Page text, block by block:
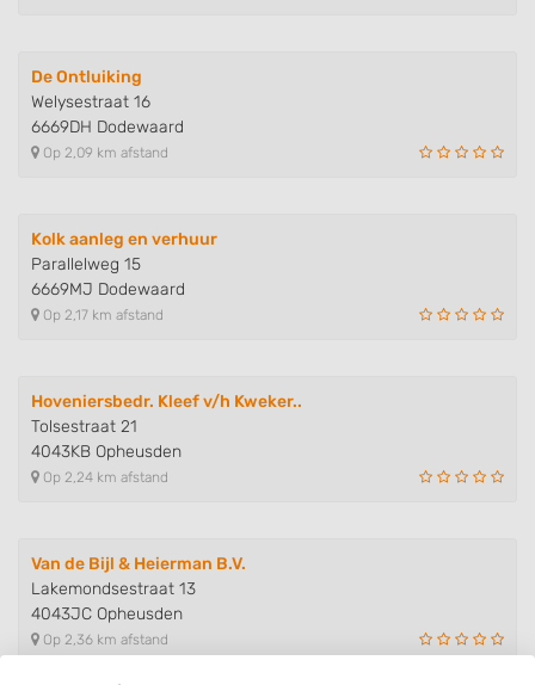
De Ontluiking
Welysestraat 16
6669DH Dodewaard
Op 2,09 km afstand
Kolk aanleg en verhuur
Parallelweg 15
6669MJ Dodewaard
Op 2,17 km afstand
Hoveniersbedr. Kleef v/h Kweker..
Tolsestraat 21
4043KB Opheusden
Op 2,24 km afstand
Van de Bijl & Heierman B.V.
Lakemondsestraat 13
4043JC Opheusden
Op 2,36 km afstand